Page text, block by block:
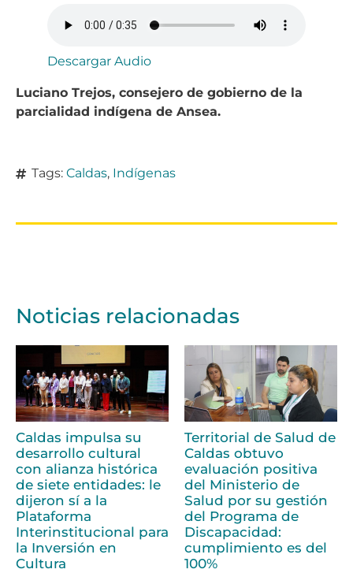
Descargar Audio
Luciano Trejos, consejero de gobierno de la
parcialidad indígena de Ansea.
Tags: Caldas, Indígenas
Noticias relacionadas
Caldas impulsa su
desarrollo cultural
con alianza histórica
de siete entidades: le
dijeron sí a la
Plataforma
Interinstitucional para
la Inversión en
Cultura
Territorial de Salud de
Caldas obtuvo
evaluación positiva
del Ministerio de
Salud por su gestión
del Programa de
Discapacidad:
cumplimiento es del
100%